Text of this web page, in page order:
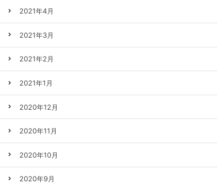
2021年4月
2021年3月
2021年2月
2021年1月
2020年12月
2020年11月
2020年10月
2020年9月